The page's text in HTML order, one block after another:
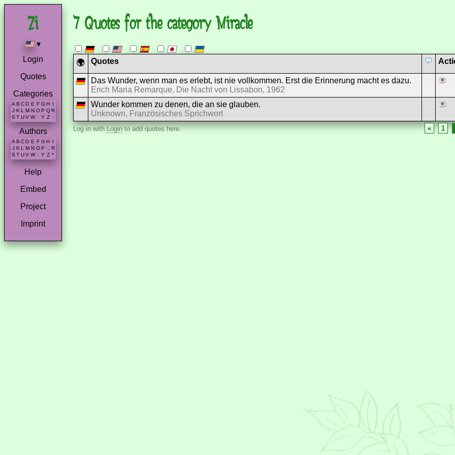
▾
Login
Quotes
Categories
A B C D E F G H I
J K L M N O P Q R
S T U V W X Y Z *
Authors
A B C D E F G H
J K L M N O P Q R
S T U V W X Y Z *
Help
Embed
Project
Imprint
7 Quotes for the category Miracle
🌍 Quotes
Das Wunder, wenn man es erlebt, ist nie vollkommen. Erst die Erinnerung macht es dazu.
Erich Maria Remarque, Die Nacht von Lissabon, 1962
Wunder kommen zu denen, die an sie glauben.
Unknown, Französisches Sprichwort
« 1
Log in withLoginto add quotes here.